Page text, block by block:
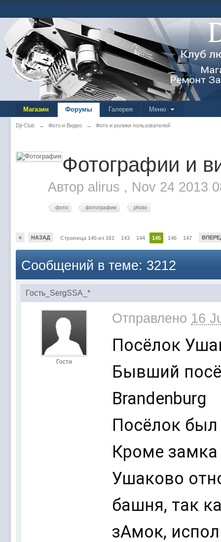
Магазин Форумы Галерея Меню
Dji-Club → Фото и Видео → Фото и ролики пользователей
Фотографии и
Автор alirus , Nov 24 2013
фото фотографии photo
« НАЗАД Страница 145 из 161 143 144 145 146 147
Сообщений в теме: 3212
Гость_SergSSA_*
Гости
Отправлено 16
Посёлок
Бывший
Brandenburg
Посёлок был
Кроме
Ушаково
башня, так
зАмок,